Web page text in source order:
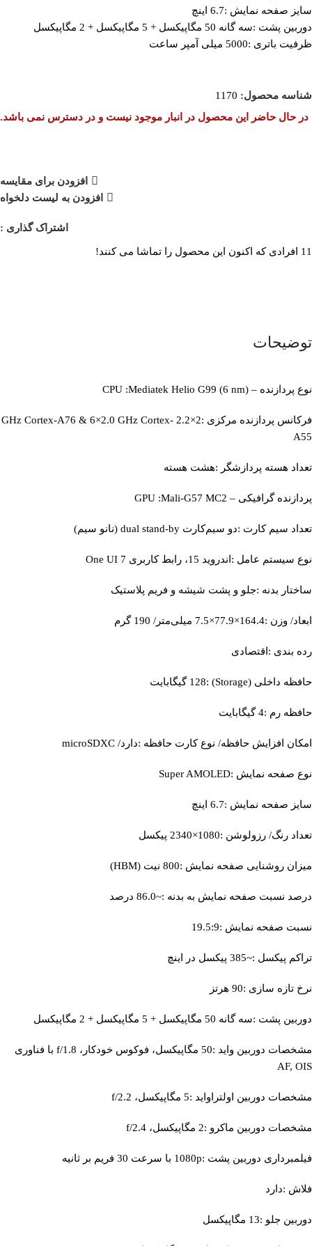
سایز صفحه نمایش :6.7 اینچ
دوربین پشت :سه گانه 50 مگاپیکسل + 5 مگاپیکسل + 2 مگاپیکسل
ظرفیت باتری :5000 میلی آمپر ساعت
شناسه محصول: 1170
در حال حاضر این محصول در انبار موجود نیست و در دسترس نمی باشد.
افزودن برای مقایسه
افزودن به لیست دلخواه
اشتراک گذاری :
11 افرادی که اکنون این محصول را تماشا می کنند!
توضیحات
نوع پردازنده – CPU :Mediatek Helio G99 (6 nm)
فرکانس پردازنده مرکزی :2×2.2 GHz Cortex-A76 & 6×2.0 GHz Cortex-
A55
تعداد هسته پردازشگر :هشت هسته
پردازنده گرافیکی – GPU :Mali-G57 MC2
تعداد سیم کارت :دو سیم‌کارت dual stand-by (نانو سیم)
نوع سیستم عامل :اندروید 15، رابط کاربری One UI 7
ساختار بدنه :جلو و پشت شیشه و فریم پلاستیک
ابعاد/ وزن :164.4×77.9×7.5 میلی‌متر/ 190 گرم
رده بندی :اقتصادی
حافظه داخلی (Storage) :128 گیگابایت
حافظه رم :4 گیگابایت
امکان افزایش حافظه/ نوع کارت حافظه :دارد/ microSDXC
نوع صفحه نمایش :Super AMOLED
سایز صفحه نمایش :6.7 اینچ
تعداد رنگ/ رزولوشن :1080×2340 پیکسل
میزان روشنایی صفحه نمایش :800 نیت (HBM)
درصد نسبت صفحه نمایش به بدنه :~86.0 درصد
نسبت صفحه نمایش :19.5:9
تراکم پیکسل :~385 پیکسل در اینچ
نرخ تازه‌ سازی :90 هرتز
دوربین پشت :سه گانه 50 مگاپیکسل + 5 مگاپیکسل + 2 مگاپیکسل
مشخصات دوربین واید :50 مگاپیکسل، فوکوس خودکار، f/1.8 با فناوری
AF, OIS
مشخصات دوربین اولتراواید :5 مگاپیکسل، f/2.2
مشخصات دوربین ماکرو :2 مگاپیکسل، f/2.4
فیلمبرداری دوربین پشت :1080p با سرعت 30 فریم بر ثانیه
فلاش :دارد
دوربین جلو :13 مگاپیکسل